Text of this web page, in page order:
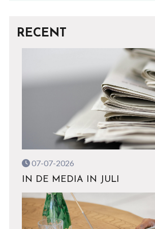
RECENT
07-07-2026
IN DE MEDIA IN JULI